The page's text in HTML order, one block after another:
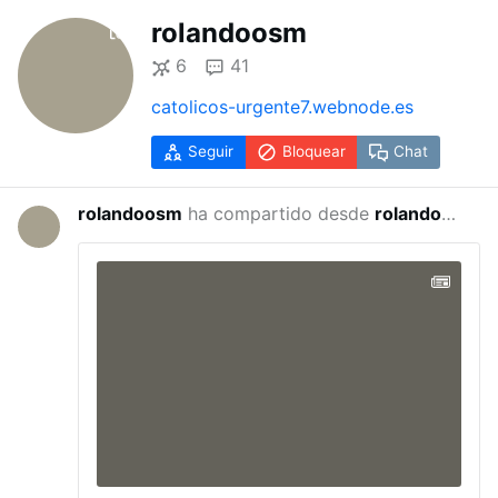
rolandoosm
6
41
catolicos-urgente7.webnode.es
Seguir Bloquear Chat
rolandoosm ha compartido desde rolandoosm